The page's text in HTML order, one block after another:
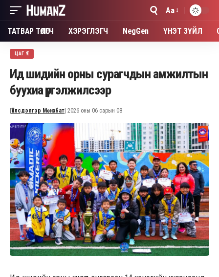
Font
Resizer
Aa
ТАТВАР ТӨЛӨГЧ ХЭРЭГЛЭГЧ NegGen ҮНЭТ ЗҮЙЛ
ЦАГ ҮЕ
Ид шидийн орны сурагчдын амжилтын
буухиа үргэлжилсээр
Үйлсдэлгэр Мөнхбат | 2026 оны 06 сарын 08